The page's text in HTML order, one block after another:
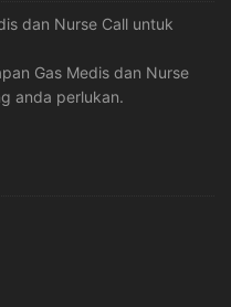
dan Nurse Call untuk
Gas Medis dan Nurse
anda perlukan.